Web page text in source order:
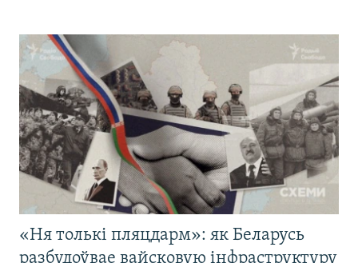
«Ня толькі пляцдарм»: як Беларусь
разбудоўвае вайсковую інфраструктуру